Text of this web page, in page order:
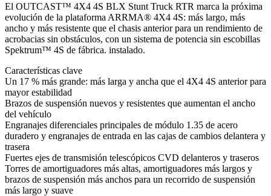
El OUTCAST™ 4X4 4S BLX Stunt Truck RTR marca la próxima
evolución de la plataforma ARRMA® 4X4 4S: más largo, más
ancho y más resistente que el chasis anterior para un rendimiento de
acrobacias sin obstáculos, con un sistema de potencia sin escobillas
Spektrum™ 4S de fábrica. instalado.
Características clave
Un 17 % más grande: más larga y ancha que el 4X4 4S anterior para
mayor estabilidad
Brazos de suspensión nuevos y resistentes que aumentan el ancho
del vehículo
Engranajes diferenciales principales de módulo 1.35 de acero
duradero y engranajes de entrada en las cajas de cambios delantera y
trasera
Fuertes ejes de transmisión telescópicos CVD delanteros y traseros
Torres de amortiguadores más altas, amortiguadores más largos y
brazos de suspensión más anchos para un recorrido de suspensión
más largo y suave